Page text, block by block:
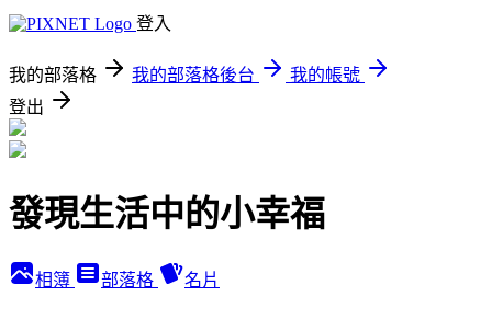
登入
我的部落格 我的部落格後台
我的帳號
登出
發現生活中的小幸福
相簿 部落格 名片